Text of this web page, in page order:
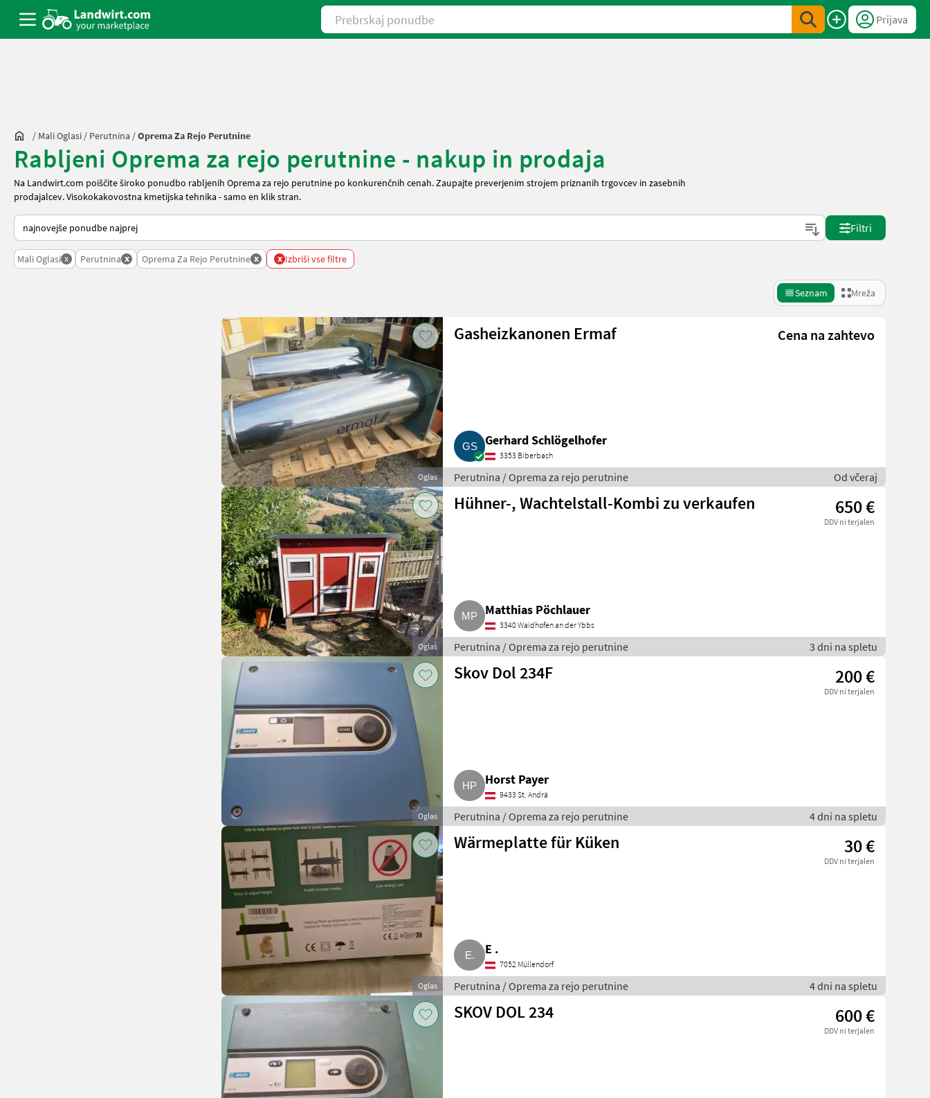
Prebrskaj ponudbe
Prijava
/ Mali Oglasi / Perutnina /Oprema Za Rejo Perutnine
Rabljeni Oprema za rejo perutnine - nakup in prodaja
Na Landwirt.com poiščite široko ponudbo rabljenih Oprema za rejo perutnine po konkurenčnih cenah. Zaupajte preverjenim strojem priznanih trgovcev in zasebnih
prodajalcev. Visokokakovostna kmetijska tehnika - samo en klik stran.
Tako je razvrščeno na Landwirt.com
Filtri
Mali Oglasi x Perutnina x Oprema Za Rejo Perutnine x x Izbriši vse filtre
Seznam Mreža
Oglas
Gasheizkanonen Ermaf Cena na zahtevo
Gerhard Schlögelhofer
3353 Biberbach
Perutnina / Oprema za rejo perutnine Od včeraj
Oglas
Hühner-, Wachtelstall-Kombi zu verkaufen 650 €
DDV ni terjalen
Matthias Pöchlauer
3340 Waidhofen an der Ybbs
Perutnina / Oprema za rejo perutnine 3 dni na spletu
Oglas
Skov Dol 234F 200 €
DDV ni terjalen
Horst Payer
9433 St. Andrä
Perutnina / Oprema za rejo perutnine 4 dni na spletu
Oglas
Wärmeplatte für Küken 30 €
DDV ni terjalen
E .
7052 Müllendorf
Perutnina / Oprema za rejo perutnine 4 dni na spletu
SKOV DOL 234 600 €
DDV ni terjalen